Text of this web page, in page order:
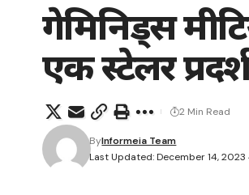
गेमिनिड्स
एक स्टेलर
Last Updated: December 14, 2023
ByInformeia Team
2 Min Read